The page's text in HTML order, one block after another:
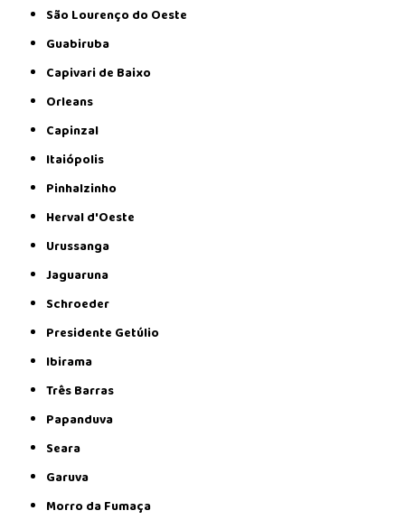
São Lourenço do Oeste
Guabiruba
Capivari de Baixo
Orleans
Capinzal
Itaiópolis
Pinhalzinho
Herval d'Oeste
Urussanga
Jaguaruna
Schroeder
Presidente Getúlio
Ibirama
Três Barras
Papanduva
Seara
Garuva
Morro da Fumaça